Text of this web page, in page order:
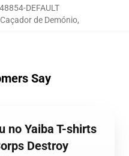
DEFAULT
de Demónio,
Say
no Yaiba T-shirts
Destroy